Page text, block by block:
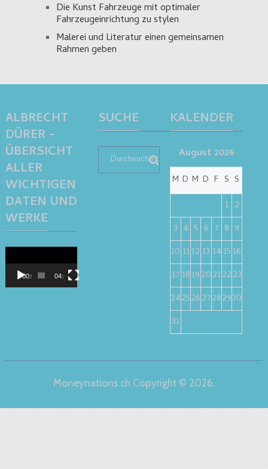
Die Kunst Fahrzeuge mit optimaler
Fahrzeugeinrichtung zu stylen
Malerei und Literatur einen gemeinsamen
Rahmen geben
ALBRECHT
DÜRER –
ÜBERSICHT
ALLER
WICHTIGEN
DATEN UND
WERKE
Player
00:00 04:40
SUCHE KALENDER
August 2026
M D M D F S S
1 2
3 4 5 6 7 8 9
10 1112 13 141516
17181920212223
24252627282930
31
Moneynations.ch Copyright © 2026.